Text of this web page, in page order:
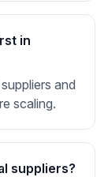
in
and
scaling.
suppliers?